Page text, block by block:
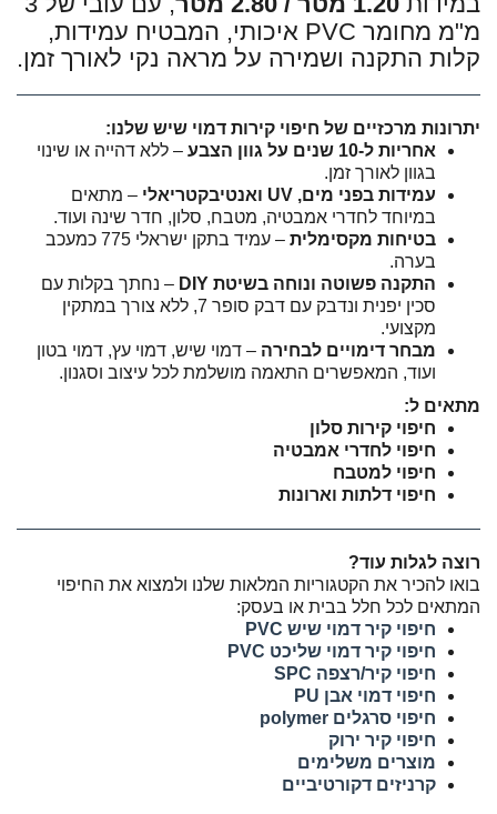
מ"מ מחומר PVC איכותי, המבטיח עמידות,
קלות התקנה ושמירה על מראה נקי לאורך זמן.
יתרונות מרכזיים של חיפוי קירות דמוי שיש שלנו:
אחריות ל-10 שנים על גוון הצבע
– ללא דהייה או שינוי
בגוון לאורך זמן.
עמידות בפני מים, UV ואנטיבקטריאלי
– מתאים
במיוחד לחדרי אמבטיה, מטבח, סלון, חדר שינה ועוד.
בטיחות מקסימלית
– עמיד בתקן ישראלי 775 כמעכב
בערה.
התקנה פשוטה ונוחה בשיטת DIY
– נחתך בקלות עם
סכין יפנית ונדבק עם דבק סופר 7, ללא צורך במתקין
מקצועי.
מבחר דימויים לבחירה – דמוי שיש, דמוי עץ, דמוי בטון
ועוד, המאפשרים התאמה מושלמת לכל עיצוב וסגנון.
מתאים ל:
חיפוי קירות סלון
חיפוי לחדרי אמבטיה
חיפוי למטבח
חיפוי דלתות וארונות
רוצה לגלות עוד?
בואו להכיר את הקטגוריות המלאות שלנו ולמצוא את החיפוי
המתאים לכל חלל בבית או בעסק:
חיפוי קיר דמוי שיש PVC
חיפוי קיר דמוי שליכט PVC
חיפוי קיר/רצפה SPC
חיפוי דמוי אבן PU
חיפוי סרגלים polymer
חיפוי קיר ירוק
מוצרים משלימים
קרניזים דקורטיביים